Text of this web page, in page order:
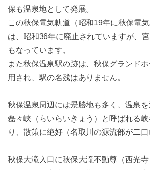
保も温泉地として発展。
この秋保電気軌道（昭和19年に秋保電気
は、昭和36年に廃止されていますが、
もなっています。
また秋保温泉駅の跡は、秋保グランド
用され、駅の名残はありません。
秋保温泉周辺には景勝地も多く、温泉
磊々峡（らいらいきょう）と呼ばれる
り、散策に絶好（名取川の源流部が二口
秋保大滝入口に秋保大滝不動尊（西光